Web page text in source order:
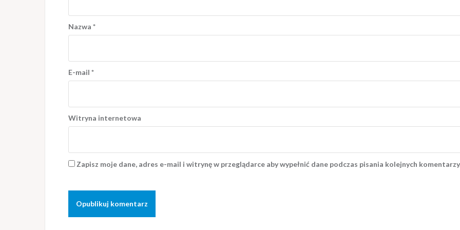
Nazwa *
E-mail *
Witryna internetowa
Zapisz moje dane, adres e-mail i witrynę w przeglądarce aby wypełnić dane podczas pisania kolejnych